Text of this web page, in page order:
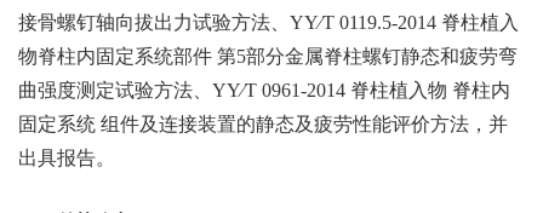
接骨螺钉轴向拔出力试验方法、 YY∕T 0119.5-2014 脊柱植入
物脊柱内固定系统部件 第5部分金属脊柱螺钉静态和疲劳弯
曲强度测定试验方法、 YY∕T 0961-2014 脊柱植入物 脊柱内
固定系统 组件及连接装置的静态及疲劳性能评价方法，并
出具报告。